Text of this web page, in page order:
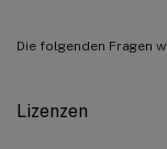
Die folgenden Fragen
Lizenzen